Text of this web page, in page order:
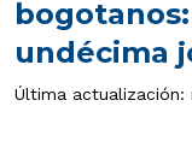
undécima
Última actualización: